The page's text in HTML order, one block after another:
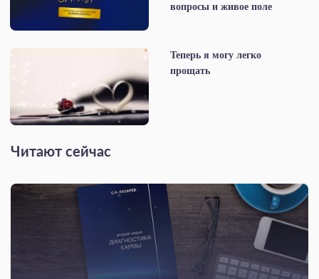
вопросы и живое поле
Теперь я могу легко
прощать
Читают сейчас